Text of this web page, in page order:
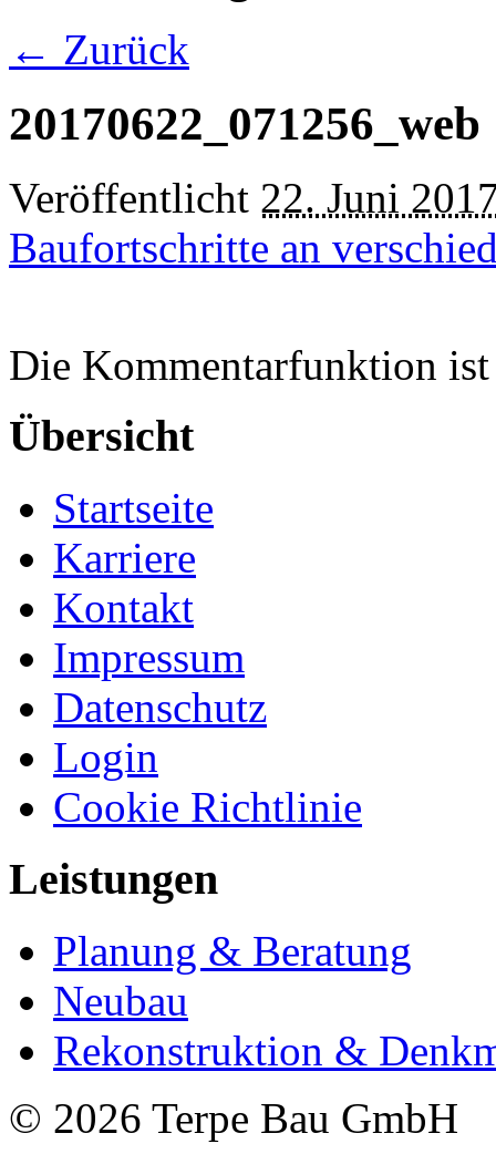
← Zurück
20170622_071256_web
Veröffentlicht 22. Juni
Baufortschritte an
Die Kommentarfunktion ist
Übersicht
Startseite
Karriere
Kontakt
Impressum
Datenschutz
Login
Cookie Richtlinie
Leistungen
Planung & Beratung
Neubau
Rekonstruktion &
© 2026 Terpe Bau GmbH